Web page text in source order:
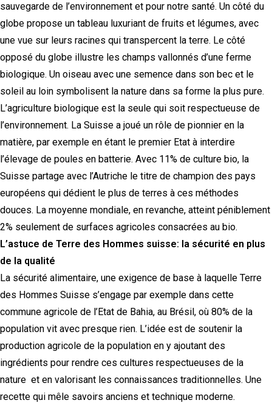
sauvegarde de l’environnement et pour notre santé. Un côté du
globe propose un tableau luxuriant de fruits et légumes, avec
une vue sur leurs racines qui transpercent la terre. Le côté
opposé du globe illustre les champs vallonnés d’une ferme
biologique. Un oiseau avec une semence dans son bec et le
soleil au loin symbolisent la nature dans sa forme la plus pure.
L’agriculture biologique est la seule qui soit respectueuse de
l’environnement. La Suisse a joué un rôle de pionnier en la
matière, par exemple en étant le premier Etat à interdire
l’élevage de poules en batterie. Avec 11% de culture bio, la
Suisse partage avec l’Autriche le titre de champion des pays
européens qui dédient le plus de terres à ces méthodes
douces. La moyenne mondiale, en revanche, atteint péniblement
2% seulement de surfaces agricoles consacrées au bio.
L’astuce de Terre des Hommes suisse: la sécurité en plus
de la qualité
La sécurité alimentaire, une exigence de base à laquelle Terre
des Hommes Suisse s’engage par exemple dans cette
commune agricole de l’Etat de Bahia, au Brésil, où 80% de la
population vit avec presque rien. L’idée est de soutenir la
production agricole de la population en y ajoutant des
ingrédients pour rendre ces cultures respectueuses de la
nature et en valorisant les connaissances traditionnelles. Une
recette qui mêle savoirs anciens et technique moderne.